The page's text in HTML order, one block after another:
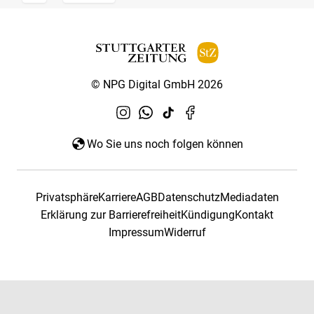
© NPG Digital GmbH 2026
Wo Sie uns noch folgen können
PrivatsphäreKarriereAGBDatenschutzMediadaten
Erklärung zur BarrierefreiheitKündigungKontakt
ImpressumWiderruf